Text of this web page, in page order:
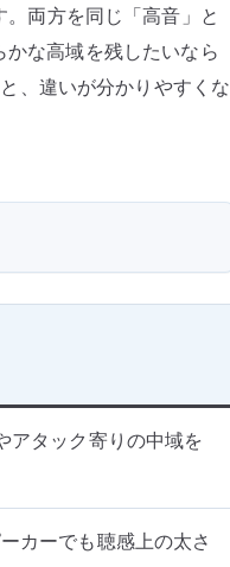
両方を同じ「高音」と
な高域を残したいなら
、違いが分かりやすくな
アタック寄りの中域を
カーでも聴感上の太さ